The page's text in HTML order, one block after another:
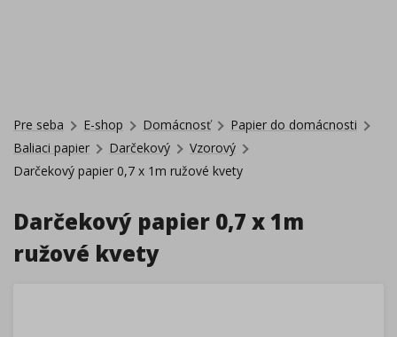
Pre seba E-shop Domácnosť
Papier do domácnosti
Baliaci papier
Darčekový
Vzorový
Darčekový papier 0,7 x 1m ružové kvety
Darčekový papier 0,7 x 1m
ružové kvety